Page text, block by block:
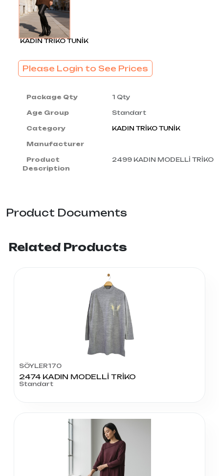
KADIN TRİKO TUNİK
Please Login to See Prices
Package Qty 1 Qty
Age Group Standart
Category KADIN TRİKO TUNİK
Manufacturer
Product
Description
2499 KADIN MODELLİ TRİKO
Product Documents
Related Products
SÖYLER170
2474 KADIN MODELLİ TRİKO
Standart